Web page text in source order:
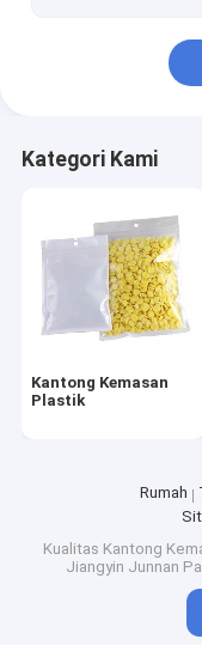
Kategori Kami
Kantong Kemasan
Plastik
Rumah
Kualitas Kantong
Jiangyin Junnan